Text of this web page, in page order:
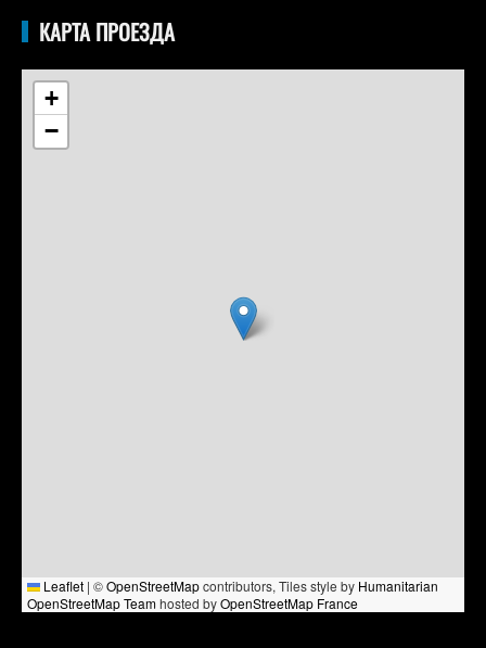
КАРТА ПРОЕЗДА
+
−
Leaflet | ©OpenStreetMapcontributors, Tiles style by Humanitarian
OpenStreetMap Teamhosted byOpenStreetMap France